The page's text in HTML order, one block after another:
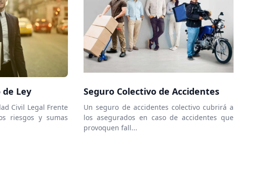
Ley
Civil Legal Frente
riesgos y sumas
Seguro Colectivo de Accidentes
Un seguro de accidentes colectivo cubrirá a
los asegurados en caso de accidentes que
provoquen fall...